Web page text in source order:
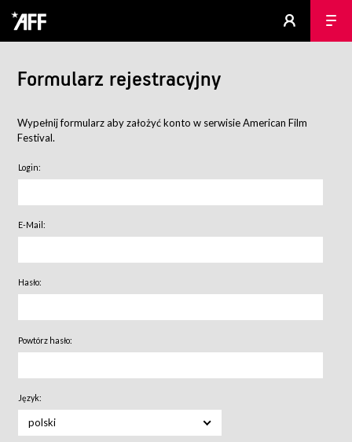
Formularz rejestracyjny
Wypełnij formularz aby założyć konto w serwisie American Film
Festival.
Login:
E-Mail:
Hasło:
Powtórz hasło:
Język:
polski